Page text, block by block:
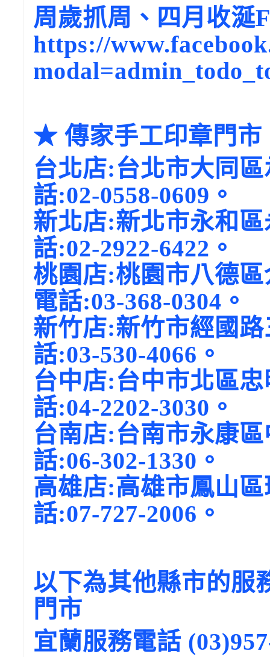
周歲抓周、四月收涎
https://
★ 傳家手工印章門市
台北店:台北市大同
話:02-0558-0609。
新北店:新北市永和
話:02-2922-6422。
桃園店:桃園市八德
電話:03-368-0304。
新竹店:新竹市經
話:03-530-4066。
台中店:台中市北區
話:04-2202-3030。
台南店:台南市永康
話:06-302-1330。
高雄店:高雄市鳳山
話:07-727-2006。
以下為其他縣市的服
門市
宜蘭服務電話